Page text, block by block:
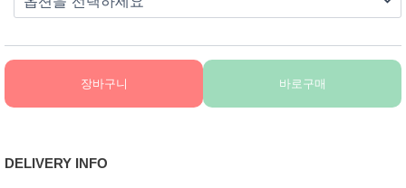
장바구니 바로구매
DELIVERY INFO